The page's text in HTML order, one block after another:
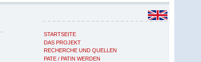
STARTSEITE
DAS PROJEKT
RECHERCHE UND QUELLEN
PATE / PATIN WERDEN